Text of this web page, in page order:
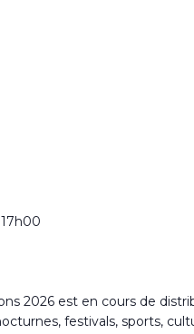
2026 est en cours de
festivals, sports,